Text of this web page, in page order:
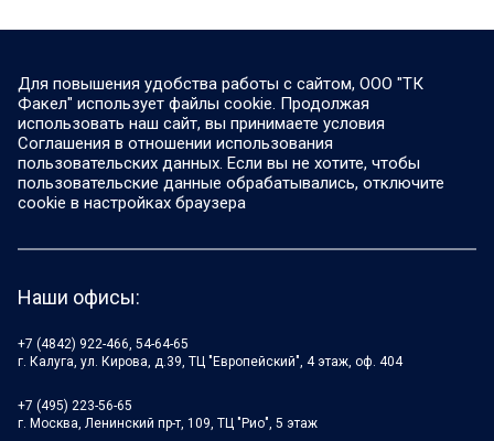
Для повышения удобства работы с сайтом, ООО "ТК
Факел" использует файлы cookie. Продолжая
использовать наш сайт, вы принимаете условия
Соглашения в отношении использования
пользовательских данных. Если вы не хотите, чтобы
пользовательские данные обрабатывались, отключите
cookie в настройках браузера
Наши офисы:
+7 (4842) 922-466, 54-64-65
г. Калуга, ул. Кирова, д.39, ТЦ "Европейский", 4 этаж, оф. 404
+7 (495) 223-56-65
г. Москва, Ленинский пр-т, 109, ТЦ "Рио", 5 этаж